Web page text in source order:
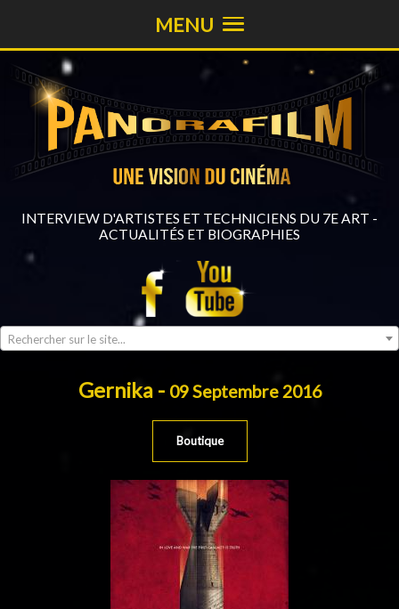
INTERVIEW D'ARTISTES ET TECHNICIENS DU 7E ART -
ACTUALITÉS ET BIOGRAPHIES
Rechercher sur le site...
MENU
Gernika - 09 Septembre 2016
Boutique